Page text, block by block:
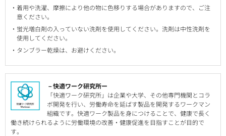
着用や洗濯、摩擦により他の物に色移りする場合がありますので、ご注
意ください。
蛍光増白剤の入っていない洗剤を使用してください。洗剤は中性洗剤を
使用してください。
タンブラー乾燥は、お避けください。
－快適ワーク研究所ー
「快適ワーク研究所」は企業や大学、その他専門機関とコラ
ボ開発を行い、労働寿命を延ばす製品を開発するワークマン
組織です。快適ワーク製品を身につけることで、健康で長く
働き続けられるように労働環境の改善・健康促進を目指すことが目的で
す。